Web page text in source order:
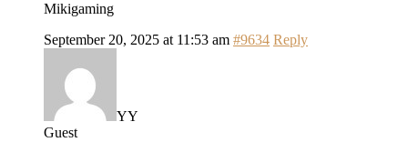
Mikigaming
September 20, 2025 at 11:53 am #9634 Reply
YY
Guest